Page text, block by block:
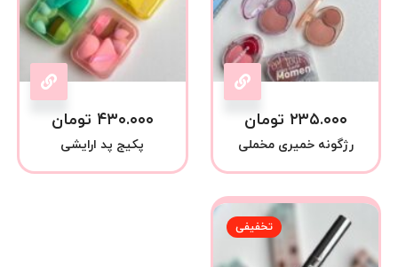
۲۳۵.۰۰۰ تومان
رژگونه خمیری مخملی
۴۳۰.۰۰۰ تومان
پکیج پد ارایشی
تخفیفی